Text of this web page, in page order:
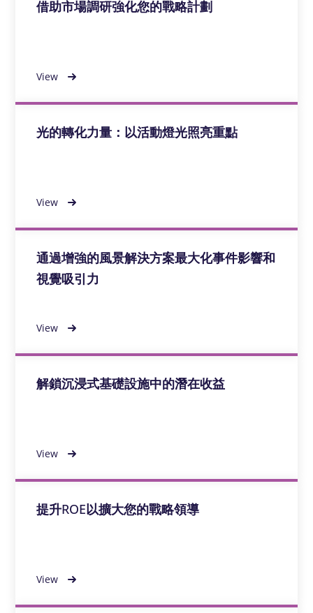
借助市場調研強化您的戰略計劃
View
光的轉化力量：以活動燈光照亮重點
View
通過增強的風景解決方案最大化事件影響和
視覺吸引力
View
解鎖沉浸式基礎設施中的潛在收益
View
提升ROE以擴大您的戰略領導
View